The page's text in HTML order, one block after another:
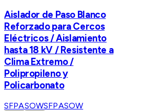
Aislador de Paso Blanco
Reforzado para Cercos
Eléctricos / Aislamiento
hasta 18 kV / Resistente a
Clima Extremo /
Polipropileno y
Policarbonato
SFPASOWSFPASOW